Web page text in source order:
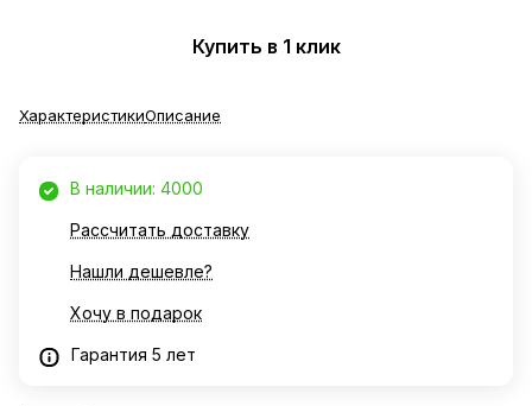
Купить в 1 клик
ХарактеристикиОписание
В наличии: 4000
Рассчитать доставку
Нашли дешевле?
Хочу в подарок
Гарантия 5 лет